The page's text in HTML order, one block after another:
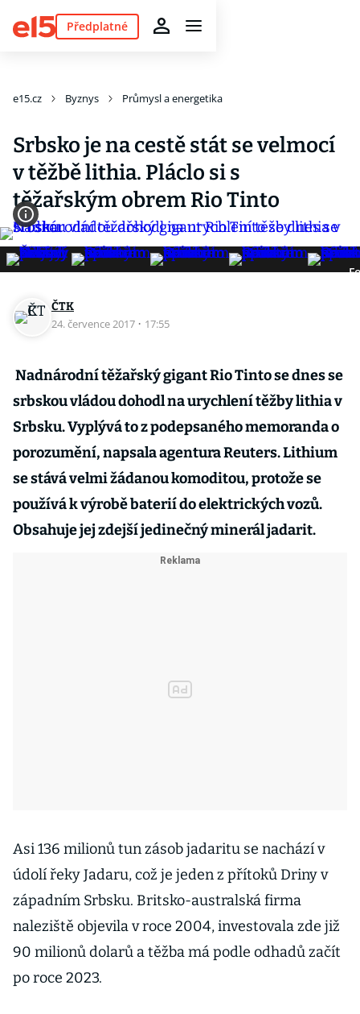
Předplatné
e15.cz Byznys Průmysl a energetika
Srbsko je na cestě stát se velmocí
v těžbě lithia. Pláclo si s
těžařským obrem Rio Tinto
ČTK
24. července 2017 · 17:55
Nadnárodní těžařský gigant Rio Tinto se dnes se
srbskou vládou dohodl na urychlení těžby lithia v
Srbsku. Vyplývá to z podepsaného memoranda o
porozumění, napsala agentura Reuters. Lithium
se stává velmi žádanou komoditou, protože se
používá k výrobě baterií do elektrických vozů.
Obsahuje jej zdejší jedinečný minerál jadarit.
Asi 136 milionů tun zásob jadaritu se nachází v
údolí řeky Jadaru, což je jeden z přítoků Driny v
západním Srbsku. Britsko-australská firma
naleziště objevila v roce 2004, investovala zde již
90 milionů dolarů a těžba má podle odhadů začít
po roce 2023.